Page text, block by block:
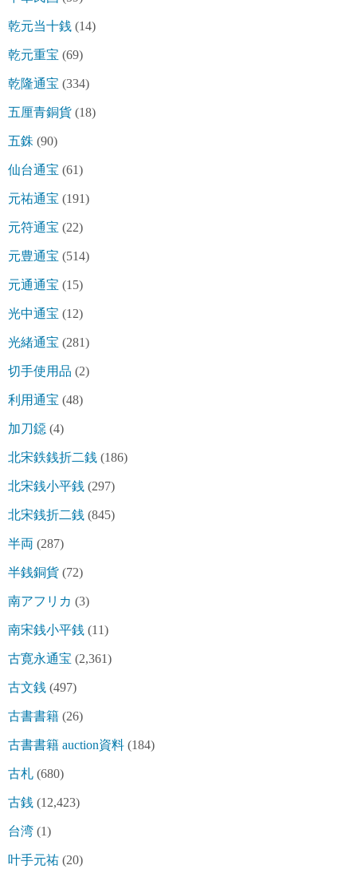
乾元当十銭 (14)
乾元重宝 (69)
乾隆通宝 (334)
五厘青銅貨 (18)
五銖 (90)
仙台通宝 (61)
元祐通宝 (191)
元符通宝 (22)
元豊通宝 (514)
元通通宝 (15)
光中通宝 (12)
光緒通宝 (281)
切手使用品 (2)
利用通宝 (48)
加刀鐚 (4)
北宋鉄銭折二銭 (186)
北宋銭小平銭 (297)
北宋銭折二銭 (845)
半両 (287)
半銭銅貨 (72)
南アフリカ (3)
南宋銭小平銭 (11)
古寛永通宝 (2,361)
古文銭 (497)
古書書籍 (26)
古書書籍 auction資料 (184)
古札 (680)
古銭 (12,423)
台湾 (1)
叶手元祐 (20)